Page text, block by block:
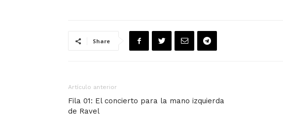
Share
Artículo anterior
Fila 01: El concierto para la mano izquierda
de Ravel